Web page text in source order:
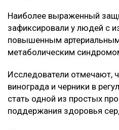
Наиболее выраженный
зафиксировали у людей с
повышенным
метаболическим
Исследователи отмечают,
винограда и черники в
стать одной из простых
поддержания здоровья